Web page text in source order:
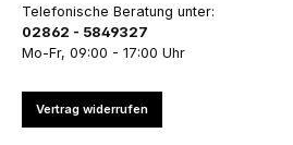
Telefonische Beratung unter:
02862 - 5849327
Mo-Fr, 09:00 - 17:00 Uhr
Vertrag widerrufen